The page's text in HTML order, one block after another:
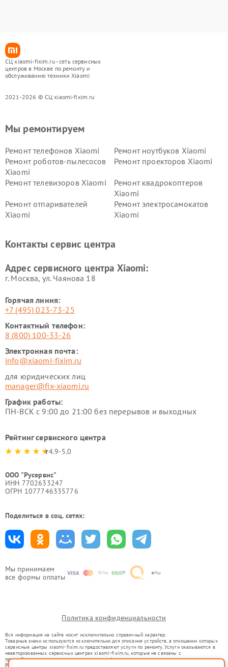
СЦ xiaomi-fixim.ru - сеть сервисных
центров в Москве по ремонту и
обслуживанию техники Xiaomi
2021-2026 © СЦ xiaomi-fixim.ru
Мы принимаем
все формы оплаты
Мы ремонтируем
Ремонт телефонов Xiaomi
Ремонт ноутбуков Xiaomi
Ремонт роботов-пылесосов
Xiaomi
Ремонт проекторов Xiaomi
Ремонт телевизоров Xiaomi
Ремонт квадрокоптеров
Xiaomi
Ремонт отпаривателей
Xiaomi
Ремонт электросамокатов
Xiaomi
Ремонт стиральных машин
Ремонт смарт-часов Xiaomi
Контакты сервис центра
Адрес сервисного центра Xiaomi:
г. Москва, ул. Чаянова 18
Горячая линия:
+7 (495) 023-73-25
Контактный телефон:
8 (800) 100-33-26
Электронная почта:
info@xiaomi-fixim.ru
для юридических лиц
manager@fix-xiaomi.ru
График работы:
ПН-ВСК с 9:00 до 21:00 без перерывов и выходных
Рейтинг сервисного центра
4.9-5.0
ООО "Русервис"
ИНН 7702633247
ОГРН 1077746335776
Поделиться в соц. сетях:
Политика конфиденциальности
Вся информация на сайте носит исключительно справочный характер.
Товарные знаки используются исключительно для описания устройств, в отношении которых
сервисные центры xiaomi-fixim.ru предоставляют услуги по ремонту. Услуги оказываются в
неавторизованных сервисных центрах xiaomi-fixim.ru, которые не связаны с
правообладателями товарных знаков или их официальными представителями.
Ремонт осуществляется для устройств, уже введенных в гражданский оборот в соответствии